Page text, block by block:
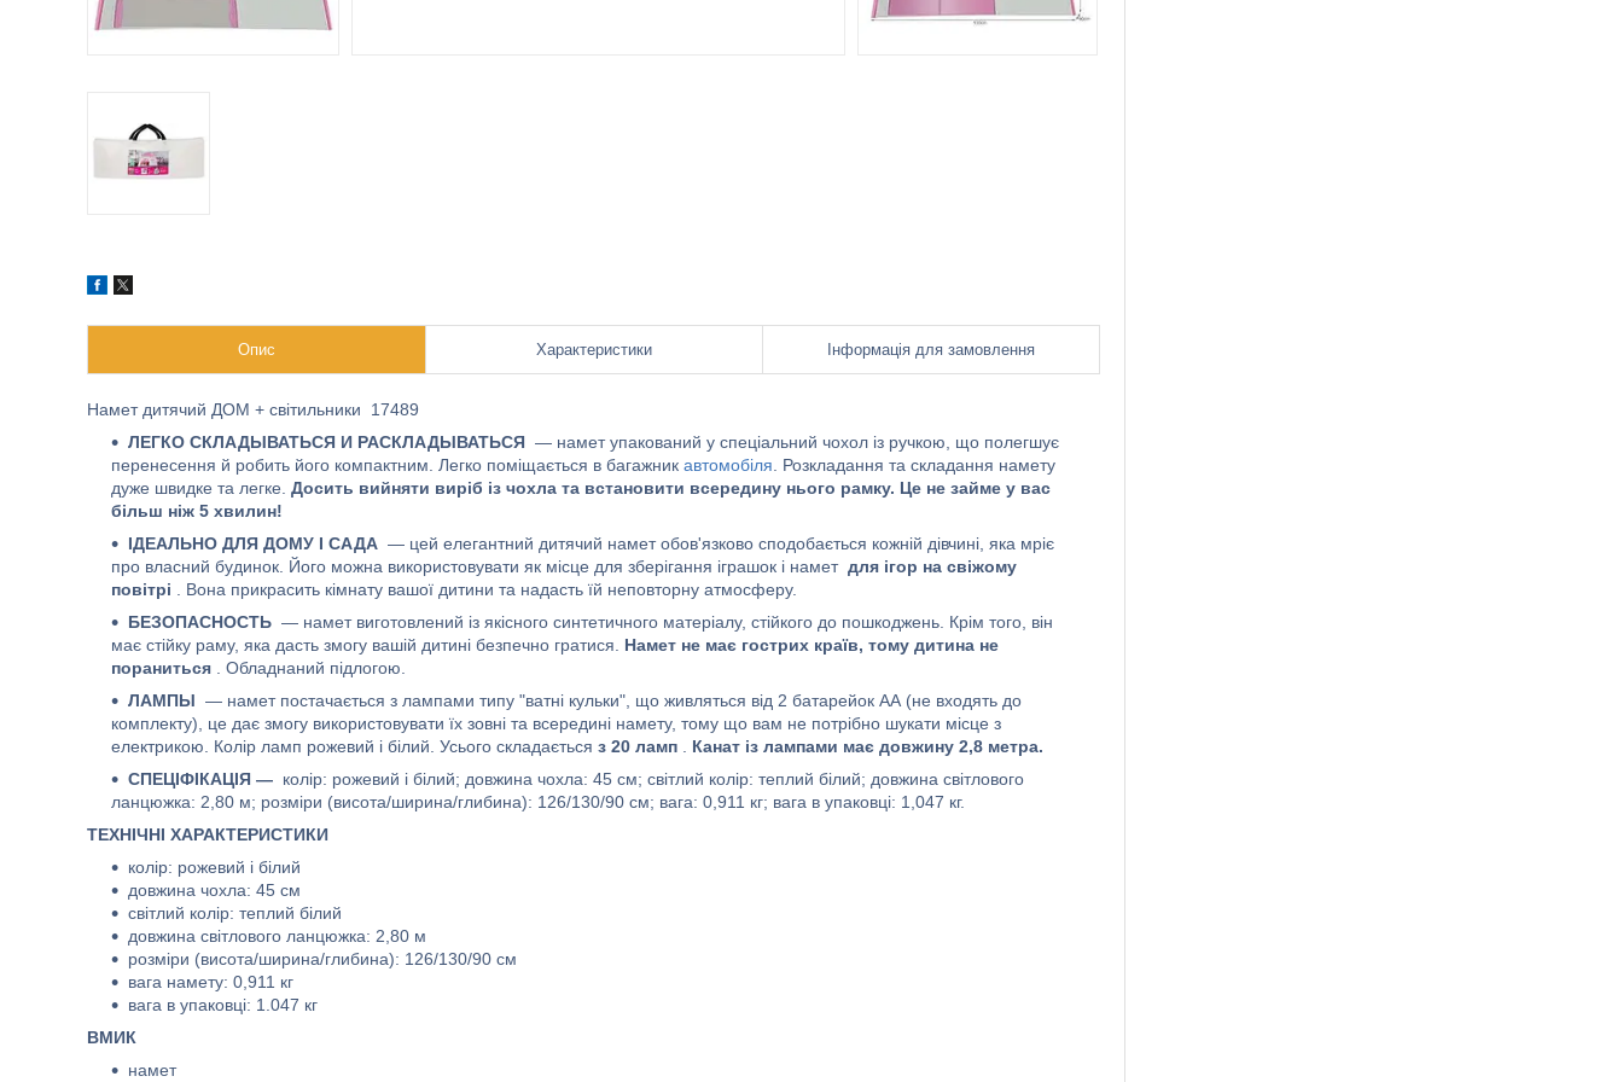
Опис Характеристики Інформація для замовлення
Намет дитячий ДОМ + світильники 17489
ЛЕГКО СКЛАДЫВАТЬСЯ И РАСКЛАДЫВАТЬСЯ — намет упакований у спеціальний чохол із ручкою, що полегшує
перенесення й робить його компактним. Легко поміщається в багажник автомобіля . Розкладання та складання намету
дуже швидке та легке. Досить вийняти виріб із чохла та встановити всередину нього рамку. Це не займе у вас
більш ніж 5 хвилин!
ІДЕАЛЬНО ДЛЯ ДОМУ І САДА — цей елегантний дитячий намет обов'язково сподобається кожній дівчині, яка мріє
про власний будинок. Його можна використовувати як місце для зберігання іграшок і намет для ігор на свіжому
повітрі . Вона прикрасить кімнату вашої дитини та надасть їй неповторну атмосферу.
БЕЗОПАСНОСТЬ — намет виготовлений із якісного синтетичного матеріалу, стійкого до пошкоджень. Крім того, він
має стійку раму, яка дасть змогу вашій дитині безпечно гратися. Намет не має гострих країв, тому дитина не
пораниться . Обладнаний підлогою.
ЛАМПЫ — намет постачається з лампами типу "ватні кульки", що живляться від 2 батарейок АА (не входять до
комплекту), це дає змогу використовувати їх зовні та всередині намету, тому що вам не потрібно шукати місце з
електрикою. Колір ламп рожевий і білий. Усього складається з 20 ламп
Канат із лампами має довжину 2,8 метра.
СПЕЦІФІКАЦІЯ — колір: рожевий і білий; довжина чохла: 45 см; світлий колір: теплий білий; довжина світлового
ланцюжка: 2,80 м; розміри (висота/ширина/глибина): 126/130/90 см; вага: 0,911 кг; вага в упаковці: 1,047 кг.
ТЕХНІЧНІ ХАРАКТЕРИСТИКИ
колір: рожевий і білий
довжина чохла: 45 см
світлий колір: теплий білий
довжина світлового ланцюжка: 2,80 м
розміри (висота/ширина/глибина): 126/130/90 см
вага намету: 0,911 кг
вага в упаковці: 1.047 кг
ВМИК
намет